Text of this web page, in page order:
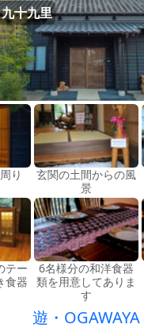
十九里
り
玄関の土間からの風
景
テー
食器
6名様分の和洋食器
類を用意してありま
す
遊・OGAWAYA